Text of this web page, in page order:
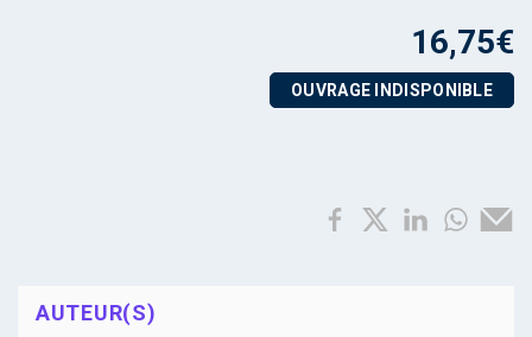
16,75€
OUVRAGE INDISPONIBLE
AUTEUR(S)